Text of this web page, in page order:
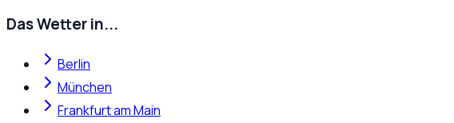
Das Wetter in...
Berlin
München
Frankfurt am Main